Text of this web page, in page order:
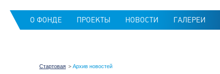
О ФОНДЕ ПРОЕКТЫ НОВОСТИ ГАЛЕРЕИ
Стартовая Архив новостей